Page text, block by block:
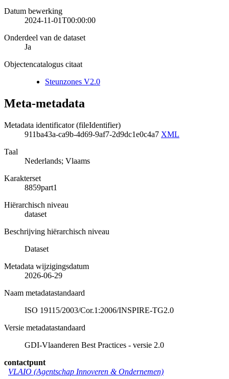
Datum bewerking
2024-11-01T00:00:00
Onderdeel van de dataset
Ja
Objectencatalogus citaat
Steunzones V2.0
Meta-metadata
Metadata identificator (fileIdentifier)
911ba43a-ca9b-4d69-9af7-2d9dc1e0c4a7 XML
Taal
Nederlands; Vlaams
Karakterset
8859part1
Hiërarchisch niveau
dataset
Beschrijving hiërarchisch niveau
Dataset
Metadata wijzigingsdatum
2026-06-29
Naam metadatastandaard
ISO 19115/2003/Cor.1:2006/INSPIRE-TG2.0
Versie metadatastandaard
GDI-Vlaanderen Best Practices - versie 2.0
contactpunt
VLAIO (Agentschap Innoveren & Ondernemen)